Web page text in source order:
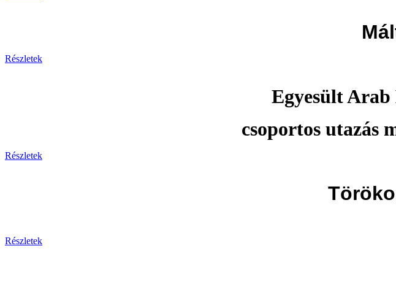
Részletek
Egyesült
csoportos utazás
Részletek
Részletek